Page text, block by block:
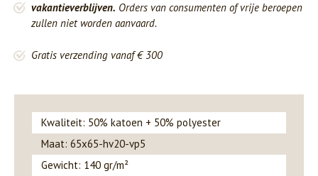
vakantieverblijven. Orders van consumenten of vrije beroepen
zullen niet worden aanvaard.
Gratis verzending vanaf € 300
Kwaliteit: 50% katoen + 50% polyester
Maat: 65x65-hv20-vp5
Gewicht: 140 gr/m²